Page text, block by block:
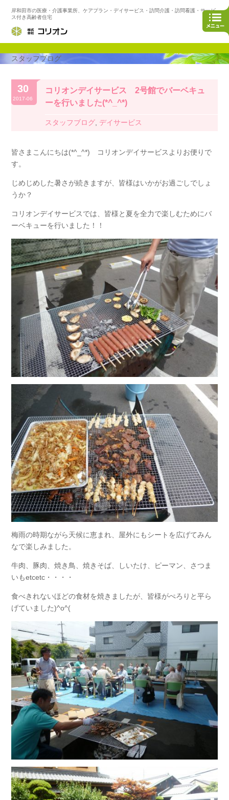
岸和田市の医療・介護事業所、ケアプラン・デイサービス・訪問介護・訪問看護・サービ
ス付き高齢者住宅
スタッフブログ
30
2017-06
コリオンデイサービス 2号館でバーベキュ
ーを行いました(*^_^*)
スタッフブログ デイサービス
皆さまこんにちは(*^_^*) コリオンデイサービスよりお便りで
す。
じめじめした暑さが続きますが、皆様はいかがお過ごしでしょ
うか？
コリオンデイサービスでは、皆様と夏を全力で楽しむためにバ
ーベキューを行いました！！
梅雨の時期ながら天候に恵まれ、屋外にもシートを広げてみん
なで楽しみました。
牛肉、豚肉、焼き鳥、焼きそば、しいたけ、ピーマン、さつま
いもetcetc・・・・
食べきれないほどの食材を焼きましたが、皆様がぺろりと平ら
げていました)^o^(